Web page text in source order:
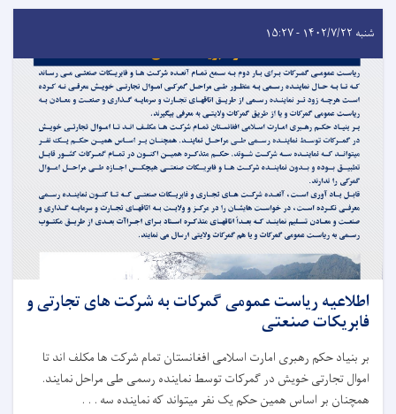
شنبه ۱۴۰۲/۷/۲۲ - ۱۵:۲۷
اطلاعیه ریاست عمومی گمرکات به شرکت های تجارتی و
فابریکات صنعتی
بر بنیاد حکم رهبری امارت اسلامی افغانستان تمام شرکت ها مکلف اند تا
اموال تجارتی خویش در گمرکات توسط نماینده رسمی طی مراحل نمایند.
همچنان بر اساس همین حکم یک نفر میتواند که نماینده سه . . .